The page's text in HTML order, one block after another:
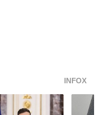
INFOX